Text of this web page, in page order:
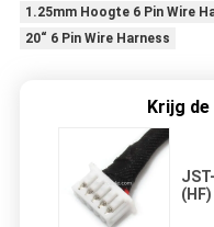
1.25mm Hoogte 6 Pin Wire
20“ 6 Pin Wire Harness
Krijg